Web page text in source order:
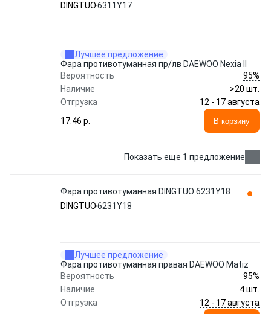
DINGTUO6311Y17
Лучшее предложение
Фара противотуманная пр/лв DAEWOO Nexia II
Вероятность
95%
Наличие
>20 шт.
Отгрузка
12 - 17 августа
17.46 p.
В корзину
Показать еще 1 предложение
Фара противотуманная DINGTUO 6231Y18
DINGTUO6231Y18
Лучшее предложение
Фара противотуманная правая DAEWOO Matiz
Вероятность
95%
Наличие
4 шт.
Отгрузка
12 - 17 августа